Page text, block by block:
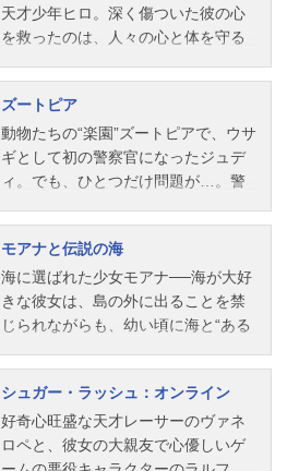
ページは動画配信サービスのプロモ
ーショ...
ビントン兄弟：飯島肇スタッフ監
督：ネイサン・グレノ バイロン・
総指揮：ジョン・ラセター グレ
ン・キーン脚本：ダン・フォーゲル
マン公開開始年＆季節2011アニメ映
画(C)Disney『塔の上のラプンツェ...
ット：龍田直樹スグモドル：三宅健
太ナレーター：青森伸スタッフ監
ドン・ホール脚本：バーニー・マテ
ィンソン原作：A・A・ミルン製作総
指揮：ジョン・ラセターナレータ
ー：ジョン・クリーズ音楽：ロバー
ト・ロペス撮影：ジュリオ・マカッ
ウォルト・ディズニー・アニメーシ
ョン・スタジオ配給：ウォルト・デ
ィズニー・スタジオ・モーション・
ピクチャーズ【日本語吹替え版スタ
ッフ】翻訳：...
ヴァネロペと彼らの世界を救えるの
か？ワクワクドキドキ、そして思わ
ー・アドベンチャー！作品名シュガ
ー・ラッシュ放送形態劇場版アニメ
スケジュール2013年3月23日（土）
キャストラルフ：山寺宏一ヴァネロ
ペ：諸星すみれフェリックス：花輪
ンディ大王：多田野曜平スタッフ監
督：リッチ・ムーア製作：クラー
ク・スペンサー製作総指揮：ジョ
ン・ラセターストーリー：リッチ・
ムーア、フィル・ジョンストン、ジ
ストン、ジェニファー・リー音楽：
ヘンリー・ジャックマンアート・デ
ィレクター：マイク・ガブリエル共
同アート・ディレクター：イアン・
描いた感動の物語。作品名アナと雪
の女王放送形態劇場版アニメシリー
年3月14日（金）キャストアナ：神田
沙也加エルサ：松たか子クリスト
フ・ビョルグマン：原慎一郎オラ
フ：武内駿輔ハンス・サザンアイ
ル：津田英佑ウェーゼルトン公爵：
杉村理加オーケン：北川勝博カイ：
飯島肇ゲルダ：増岡裕子アレンデー
ル国王：根本泰彦アレンデール王
妃：最所美咲子供時代のアナ：諸星
すみれ幼いエルサ：佐々木りおスタ
ファー・リー製作：ピーター・デ
ル・ヴェッチョ製作総指揮：ジョ
ン・ラセター脚本：ジェニファー・
リー歌曲：ロバート・ロペス クリ
天才少年ヒロ。深く傷ついた彼の心
を救ったのは、人々の心と体を守る
のベイマックスだった。兄の死の真
相をつかもうとする二人だったが、
彼らの前に未知なる強大な敵が立ち
はだかる。ケア・ロボットとして人
を傷つけることを禁じられているベ
ることはできるのだろうか？そし
て、兄がベイマックスに託した、驚
くべき“使命”とは…？作品名ベイマッ
クス放送形態劇場版アニメシリーズ
ディズニー映画スケジュール2014年
ス：川島得愛ヒロ：本城雄太郎タダ
シ：小泉孝太郎キャスおばさん：菅
野美穂フレッド：新田英人ゴー・ゴ
ー：浅野真澄ワサビ：武田幸史ハニ
ズートピア
動物たちの“楽園”ズートピアで、ウサ
ギとして初の警察官になったジュデ
ィ。でも、ひとつだけ問題が…。警
ように大きくてタフな動物たちで、
小さく可愛らしすぎる彼女は半人前
扱いなのだ。だが、ついにジュディ
も捜査に参加するチャンスが！ただ
し、与えられた時間はたった48時
消えてしまう…。頼みの綱は、事件
の手がかりを握るサギ師のキツネ、
ニックだけ。最も相棒にふさわしく
ない二人は、互いにダマしダマされ
モアナと伝説の海
海に選ばれた少女モアナ──海が大好
きな彼女は、島の外に出ることを禁
じられながらも、幼い頃に海と“ある
救うべく運命づけられる。それは、
命の女神テ・フィティの盗まれ
た“心”を取り戻し、世界を闇から守る
こと。神秘の大海原へ飛び出した彼
シュガー・ラッシュ：オンライン
好奇心旺盛な天才レーサーのヴァネ
ロペと、彼女の大親友で心優しいゲ